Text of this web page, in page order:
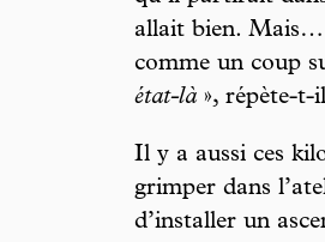
allait bien. Mais…
comme un coup
état-là », répète-t-
Il y a aussi ces
grimper dans
d’installer un